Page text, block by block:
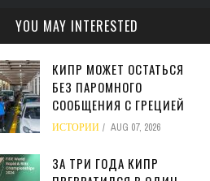
YOU MAY INTERESTED
КИПР МОЖЕТ ОСТАТЬСЯ
БЕЗ ПАРОМНОГО
СООБЩЕНИЯ С ГРЕЦИЕЙ
ИСТОРИИ AUG 07, 2026
ЗА ТРИ ГОДА КИПР